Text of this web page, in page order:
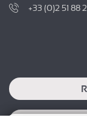
+33 (0)2 51 88